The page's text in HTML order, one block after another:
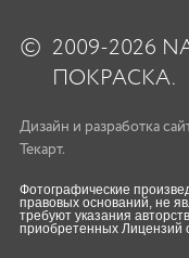
© 2009-2026
ПОКРАСКА.
Дизайн и разработка
Текарт.
Фотографические
правовых оснований, не
требуют указания
приобретенных Лицензий